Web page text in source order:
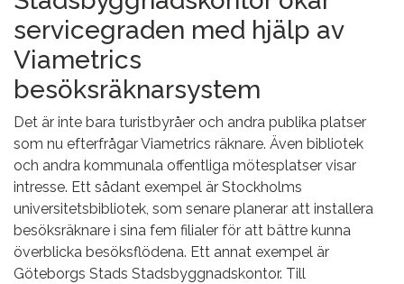
servicegraden med hjälp av
Viametrics
besöksräknarsystem
Det är inte bara turistbyråer och andra publika platser
som nu efterfrågar Viametrics räknare. Även bibliotek
och andra kommunala offentliga mötesplatser visar
intresse. Ett sådant exempel är Stockholms
universitetsbibliotek, som senare planerar att installera
besöksräknare i sina fem filialer för att bättre kunna
överblicka besöksflödena. Ett annat exempel är
Göteborgs Stads Stadsbyggnadskontor. Till